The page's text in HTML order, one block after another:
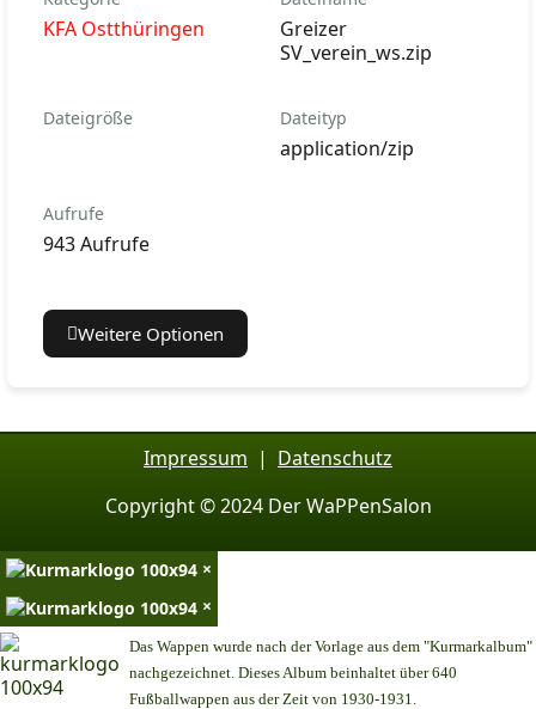
KFA Ostthüringen
Greizer
SV_verein_ws.zip
Dateigröße Dateityp
application/zip
Aufrufe
943 Aufrufe
Weitere Optionen
Impressum | Datenschutz
Copyright © 2024 Der WaPPenSalon
×
×
Das Wappen wurde nach der Vorlage aus dem "Kurmarkalbum"
nachgezeichnet. Dieses Album beinhaltet über 640
Fußballwappen aus der Zeit von 1930-1931.